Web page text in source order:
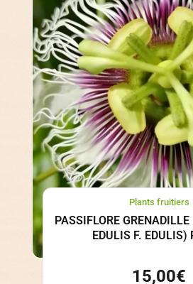
Plants fruitiers
PASSIFLORE
EDULIS F. EDULIS)
15,00€